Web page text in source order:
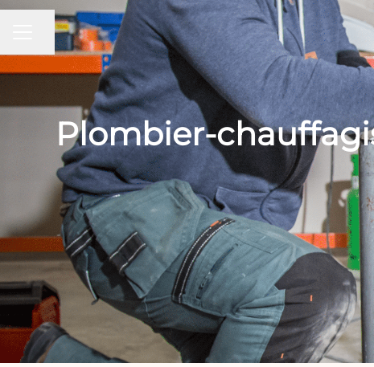
MENU CARRIÈRE
Partager la page
Plombier-